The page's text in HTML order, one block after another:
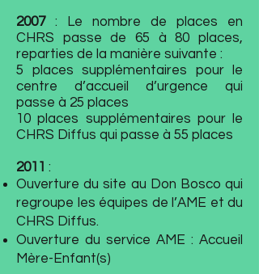
2007: Le nombre de places en
CHRS passe de 65 à 80 places,
reparties de la manière suivante :
5 places supplémentaires pour le
centre d’accueil d’urgence qui
passe à 25 places
10 places supplémentaires pour le
CHRS Diffus qui passe à 55 places
2011 :
Ouverture du site au Don Bosco qui
regroupe les équipes de l’AME et du
CHRS Diffus.
Ouverture du service AME : Accueil
Mère-Enfant(s)